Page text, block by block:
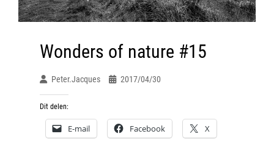
Wonders of nature #15
Peter.jacques 2017/04/30
Dit delen:
E-mail Facebook X